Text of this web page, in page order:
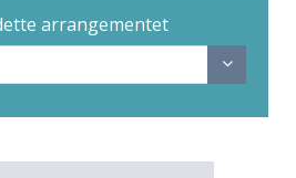
arrangementet